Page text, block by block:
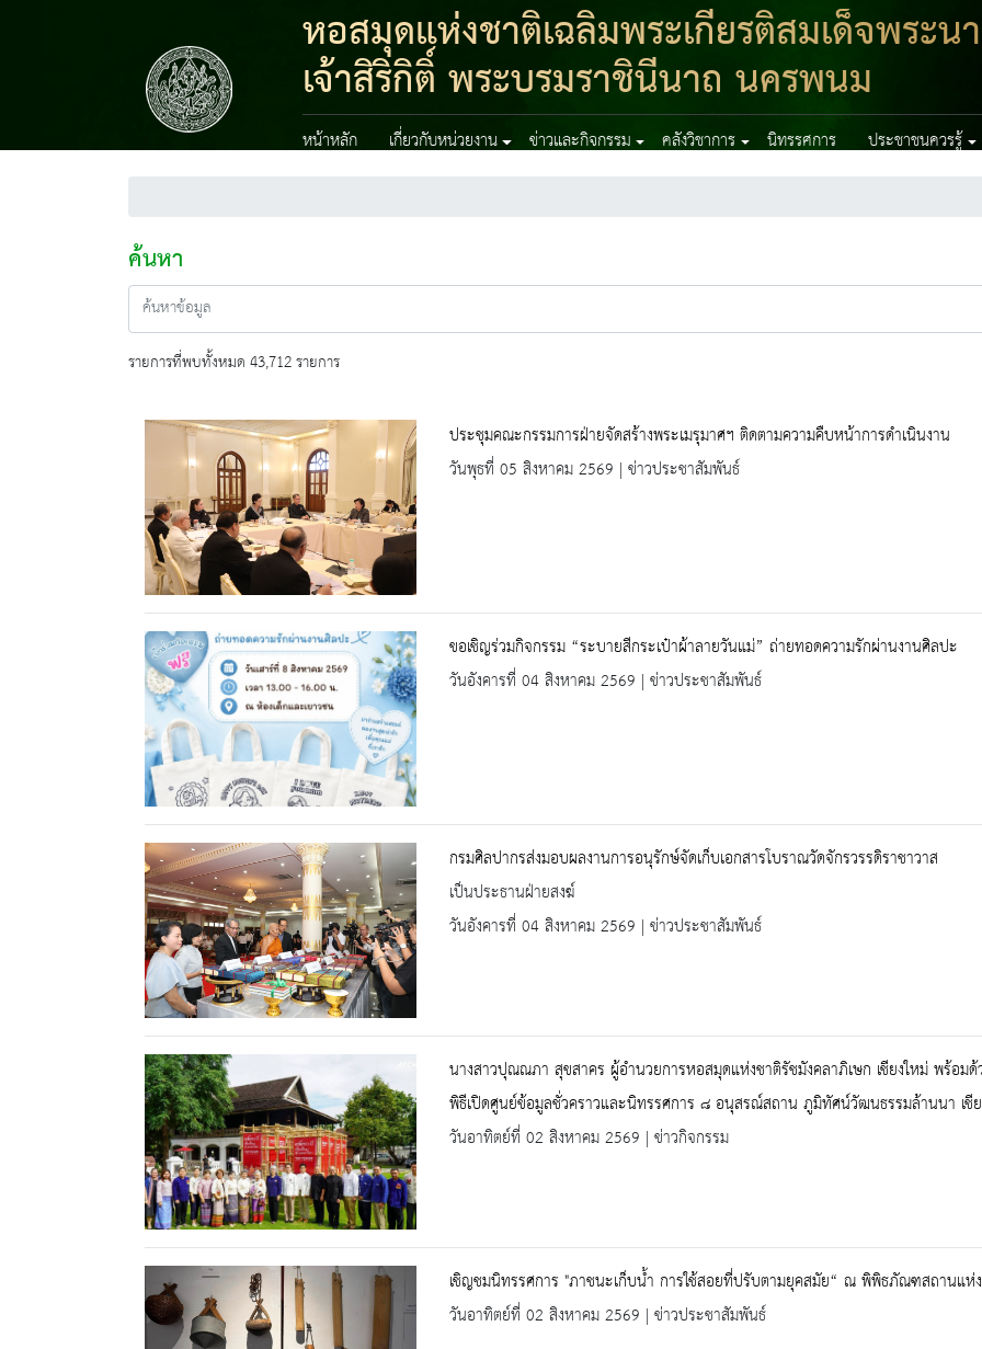
หอสมุดแห่งชาติเฉลิมพระเกียรติสมเด็จพระน
เจ้าสิริกิติ์ พระบรมราชินีนาถ นครพนม
หน้าหลัก เกี่ยวกับหน่วยงาน ข่าวและกิจกรรม คลังวิชาการ นิทรรศการ ประชาชนควรรู้
ค้นหา
รายการที่พบทั้งหมด 43,712 รายการ
ประชุมคณะกรรมการฝ่ายจัดสร้างพระเมรุมาศฯ ติดตามความคืบหน้าการดำเนินงาน
วันพุธที่ 05 สิงหาคม 2569 | ข่าวประชาสัมพันธ์
ขอเชิญร่วมกิจกรรม “ระบายสีกระเป๋าผ้าลายวันแม่” ถ่ายทอดความรักผ่านงานศิลปะ
วันอังคารที่ 04 สิงหาคม 2569 | ข่าวประชาสัมพันธ์
กรมศิลปากรส่งมอบผลงานการอนุรักษ์จัดเก็บเอกสารโบราณวัดจักรวรรดิราชาวาส
เป็นประธานฝ่ายสงฆ์
วันอังคารที่ 04 สิงหาคม 2569 | ข่าวประชาสัมพันธ์
นางสาวปุณณภา สุขสาคร ผู้อำนวยการหอสมุดแห่งชาติรัชมังคลาภิเษก เชียงใหม่ พร้อ
พิธีเปิดศูนย์ข้อมูลชั่วคราวและนิทรรศการ ๘ อนุสรณ์สถาน ภูมิทัศน์วัฒนธรรมล้านนา เชีย
วันอาทิตย์ที่ 02 สิงหาคม 2569 | ข่าวกิจกรรม
เชิญชมนิทรรศการ "ภาชนะเก็บน้ำ การใช้สอยที่ปรับตามยุคสมัย“ ณ พิพิธภัณฑสถานแห่
วันอาทิตย์ที่ 02 สิงหาคม 2569 | ข่าวประชาสัมพันธ์